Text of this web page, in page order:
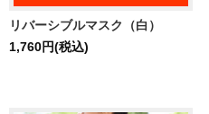
リバーシブルマスク（白）
1,760円(税込)